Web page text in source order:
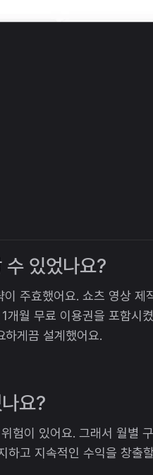
있었나요?
주효했어요. 쇼츠 영상 제
1개월 무료 이용권을 포함시
하게끔 설계했어요.
요?
험이 있어요. 그래서 월별
하고 지속적인 수익을 창출